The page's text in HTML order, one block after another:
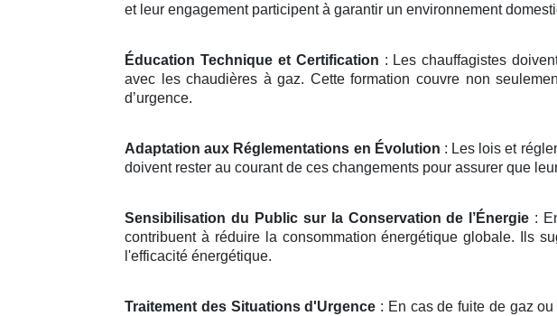
et leur engagement participent à garantir un environnement
Éducation Technique et Certification : Les chauffagistes
avec les chaudières à gaz. Cette formation couvre non
d’urgence.
Adaptation aux Réglementations en Évolution : Les lois et
doivent rester au courant de ces changements pour assurer que
Sensibilisation du Public sur la Conservation de l’Énergie :
contribuent à réduire la consommation énergétique globale. Ils
l'efficacité énergétique.
Traitement des Situations d'Urgence : En cas de fuite de gaz